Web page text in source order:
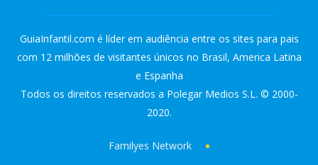
GuiaInfantil.com é líder em audiência entre os sites para pais
com 12 milhões de visitantes únicos no Brasil, America Latina
e Espanha
Todos os direitos reservados a Polegar Medios S.L. © 2000-
2020.
Familyes Network